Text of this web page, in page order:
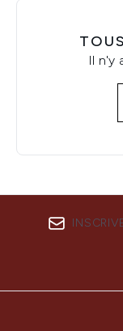
Il n'y